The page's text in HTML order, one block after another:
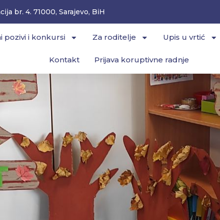
br. 4. 71000, Sarajevo, BiH
pozivi i konkursi Za roditelje Upis u vrtić
Kontakt Prijava koruptivne radnje